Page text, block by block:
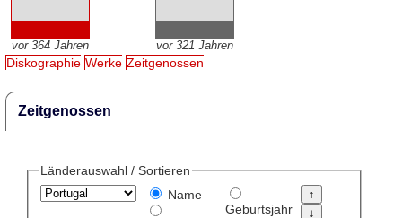
vor 364 Jahren vor 321 Jahren
Diskographie Werke Zeitgenossen
Zeitgenossen
Länderauswahl / Sortieren
Name
Geburtsjahr